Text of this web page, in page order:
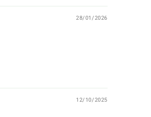
28/01/2026
12/10/2025